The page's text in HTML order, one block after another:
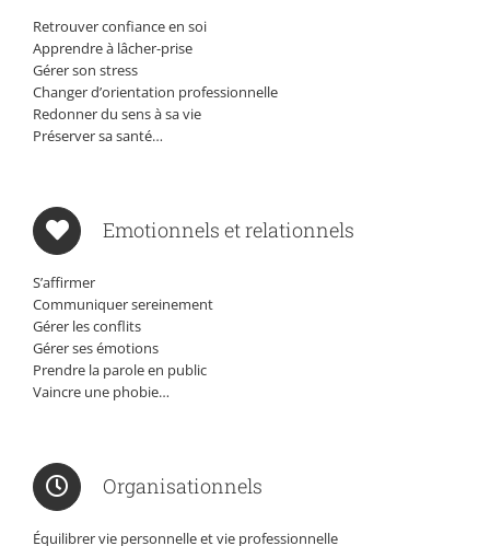
Retrouver confiance en soi
Apprendre à lâcher-prise
Gérer son stress
Changer d’orientation professionnelle
Redonner du sens à sa vie
Préserver sa santé…
Emotionnels et relationnels
S’affirmer
Communiquer sereinement
Gérer les conflits
Gérer ses émotions
Prendre la parole en public
Vaincre une phobie…
Organisationnels
Équilibrer vie personnelle et vie professionnelle